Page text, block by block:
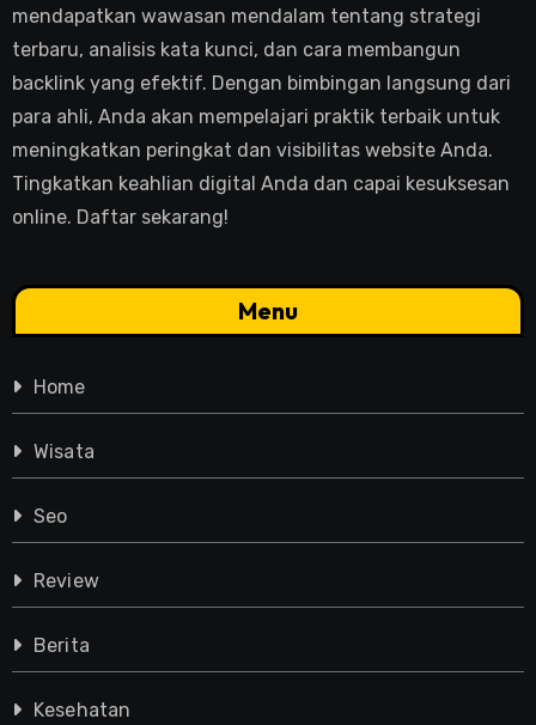
mendapatkan wawasan mendalam tentang strategi
terbaru, analisis kata kunci, dan cara membangun
backlink yang efektif. Dengan bimbingan langsung dari
para ahli, Anda akan mempelajari praktik terbaik untuk
meningkatkan peringkat dan visibilitas website Anda.
Tingkatkan keahlian digital Anda dan capai kesuksesan
online. Daftar sekarang!
Menu
Home
Wisata
Seo
Review
Berita
Kesehatan